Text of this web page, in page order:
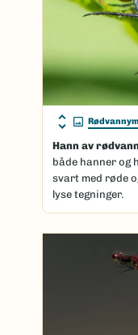
Hann av
både hanner og
svart med røde
lyse tegninger.